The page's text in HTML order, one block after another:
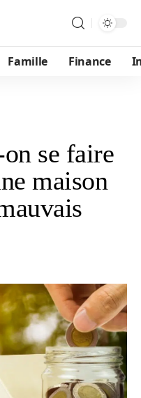
Famille Finance
se faire
maison